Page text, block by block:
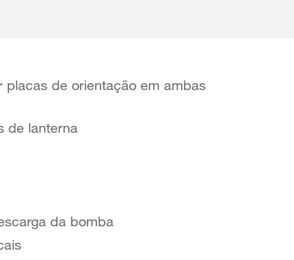
de orientação em ambas
de lanterna
da bomba